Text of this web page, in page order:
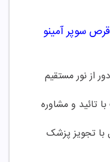
قرص سوپر آمینو
نور مستقیم
تائید و مشاوره
با تجویز پزشک